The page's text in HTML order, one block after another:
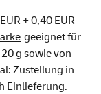
+ 0,40 EUR
geeignet für
g sowie von
Zustellung in
Einlieferung.